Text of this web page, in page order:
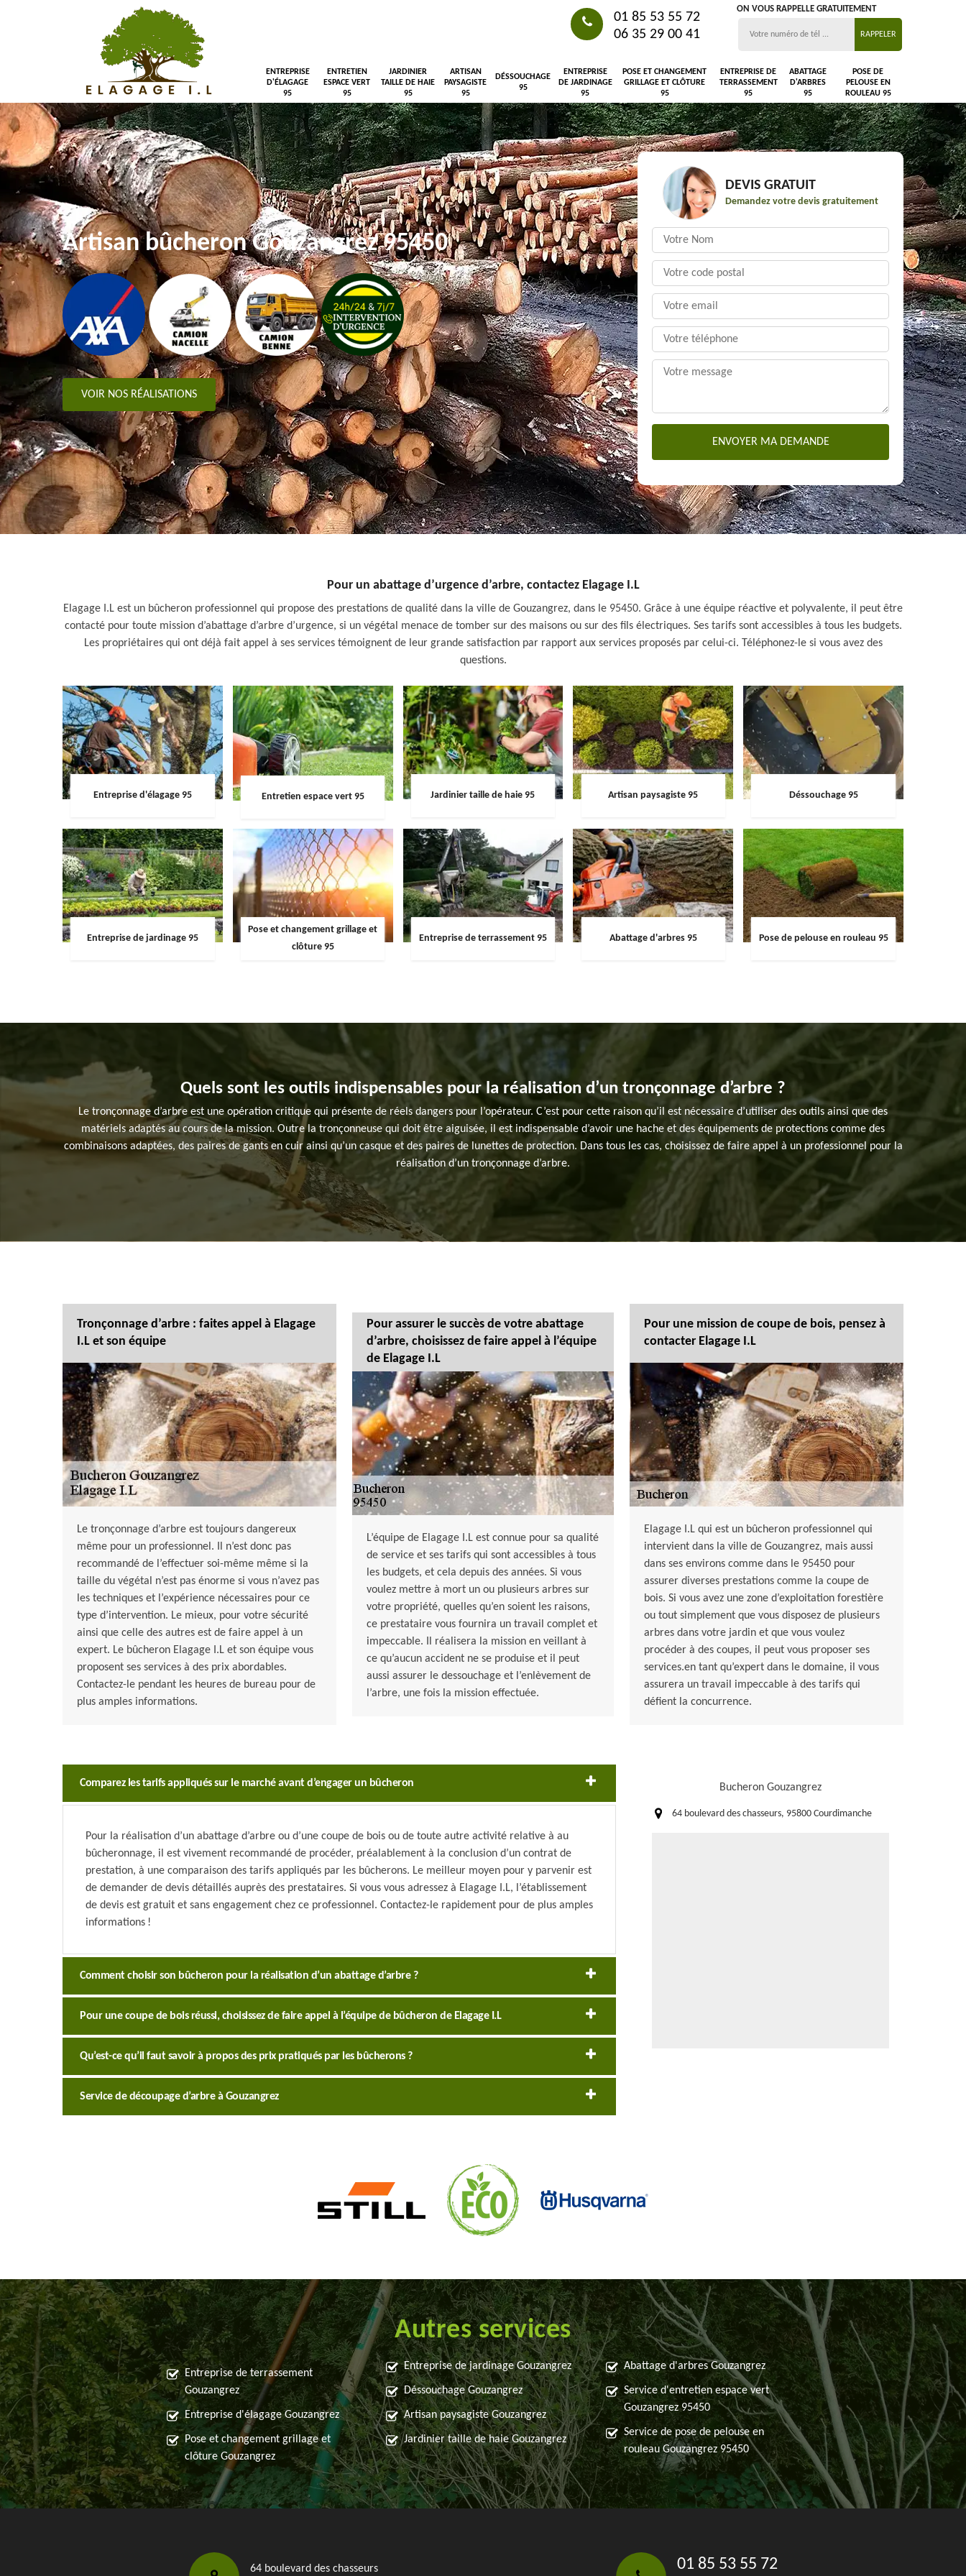
01 85 53 55 72
06 35 29 00 41
ON VOUS RAPPELLE GRATUITEMENT
ENTREPRISE
D'ÉLAGAGE
95
ENTRETIEN
ESPACE VERT
95
JARDINIER
TAILLE DE HAIE
95
ARTISAN
PAYSAGISTE
95
DÉSSOUCHAGE
95
ENTREPRISE
DE JARDINAGE
95
POSE ET CHANGEMENT
GRILLAGE ET CLÔTURE
95
ENTREPRISE DE
TERRASSEMENT
95
ABATTAGE
D'ARBRES
95
POSE DE
PELOUSE EN
ROULEAU 95
Artisan bûcheron Gouzangrez 95450
VOIR NOS RÉALISATIONS
DEVIS GRATUIT
Demandez votre devis gratuitement
Pour un abattage d’urgence d’arbre, contactez Elagage I.L
Elagage I.L est un bûcheron professionnel qui propose des prestations de qualité dans la ville de Gouzangrez, dans le 95450. Grâce à une équipe réactive et polyvalente, il peut être
contacté pour toute mission d’abattage d’arbre d’urgence, si un végétal menace de tomber sur des maisons ou sur des fils électriques. Ses tarifs sont accessibles à tous les budgets.
Les propriétaires qui ont déjà fait appel à ses services témoignent de leur grande satisfaction par rapport aux services proposés par celui-ci. Téléphonez-le si vous avez des
questions.
Entreprise d'élagage 95 Entretien espace vert 95 Jardinier taille de haie 95 Artisan paysagiste 95 Déssouchage 95
Entreprise de jardinage 95
Pose et changement grillage et
clôture 95
Entreprise de terrassement 95 Abattage d'arbres 95 Pose de pelouse en rouleau 95
Quels sont les outils indispensables pour la réalisation d’un tronçonnage d’arbre ?
Le tronçonnage d’arbre est une opération critique qui présente de réels dangers pour l’opérateur. C’est pour cette raison qu’il est nécessaire d’utiliser des outils ainsi que des
matériels adaptés au cours de la mission. Outre la tronçonneuse qui doit être aiguisée, il est indispensable d’avoir une hache et des équipements de protections comme des
combinaisons adaptées, des paires de gants en cuir ainsi qu’un casque et des paires de lunettes de protection. Dans tous les cas, choisissez de faire appel à un professionnel pour la
réalisation d’un tronçonnage d’arbre.
Tronçonnage d’arbre : faites appel à Elagage
I.L et son équipe
Le tronçonnage d’arbre est toujours dangereux
même pour un professionnel. Il n’est donc pas
recommandé de l’effectuer soi-même même si la
taille du végétal n’est pas énorme si vous n’avez pas
les techniques et l’expérience nécessaires pour ce
type d’intervention. Le mieux, pour votre sécurité
ainsi que celle des autres est de faire appel à un
expert. Le bûcheron Elagage I.L et son équipe vous
proposent ses services à des prix abordables.
Contactez-le pendant les heures de bureau pour de
plus amples informations.
Pour assurer le succès de votre abattage
d’arbre, choisissez de faire appel à l’équipe
de Elagage I.L
L’équipe de Elagage I.L est connue pour sa qualité
de service et ses tarifs qui sont accessibles à tous
les budgets, et cela depuis des années. Si vous
voulez mettre à mort un ou plusieurs arbres sur
votre propriété, quelles qu’en soient les raisons,
ce prestataire vous fournira un travail complet et
impeccable. Il réalisera la mission en veillant à
ce qu’aucun accident ne se produise et il peut
aussi assurer le dessouchage et l’enlèvement de
l’arbre, une fois la mission effectuée.
Pour une mission de coupe de bois, pensez à
contacter Elagage I.L
Elagage I.L qui est un bûcheron professionnel qui
intervient dans la ville de Gouzangrez, mais aussi
dans ses environs comme dans le 95450 pour
assurer diverses prestations comme la coupe de
bois. Si vous avez une zone d’exploitation forestière
ou tout simplement que vous disposez de plusieurs
arbres dans votre jardin et que vous voulez
procéder à des coupes, il peut vous proposer ses
services.en tant qu’expert dans le domaine, il vous
assurera un travail impeccable à des tarifs qui
défient la concurrence.
Comparez les tarifs appliqués sur le marché avant d’engager un bûcheron
Pour la réalisation d’un abattage d’arbre ou d’une coupe de bois ou de toute autre activité relative à au
bûcheronnage, il est vivement recommandé de procéder, préalablement à la conclusion d’un contrat de
prestation, à une comparaison des tarifs appliqués par les bûcherons. Le meilleur moyen pour y parvenir est
de demander de devis détaillés auprès des prestataires. Si vous vous adressez à Elagage I.L, l’établissement
de devis est gratuit et sans engagement chez ce professionnel. Contactez-le rapidement pour de plus amples
informations !
Comment choisir son bûcheron pour la réalisation d’un abattage d’arbre ?
Pour une coupe de bois réussi, choisissez de faire appel à l’équipe de bûcheron de Elagage I.L
Qu’est-ce qu’il faut savoir à propos des prix pratiqués par les bûcherons ?
Service de découpage d’arbre à Gouzangrez
Bucheron Gouzangrez
64 boulevard des chasseurs, 95800 Courdimanche
Autres services
Entreprise de terrassement
Gouzangrez
Entreprise d'élagage Gouzangrez
Pose et changement grillage et
clôture Gouzangrez
Entreprise de jardinage Gouzangrez
Déssouchage Gouzangrez
Artisan paysagiste Gouzangrez
Jardinier taille de haie Gouzangrez
Abattage d'arbres Gouzangrez
Service d'entretien espace vert
Gouzangrez 95450
Service de pose de pelouse en
rouleau Gouzangrez 95450
64 boulevard des chasseurs 01 85 53 55 72